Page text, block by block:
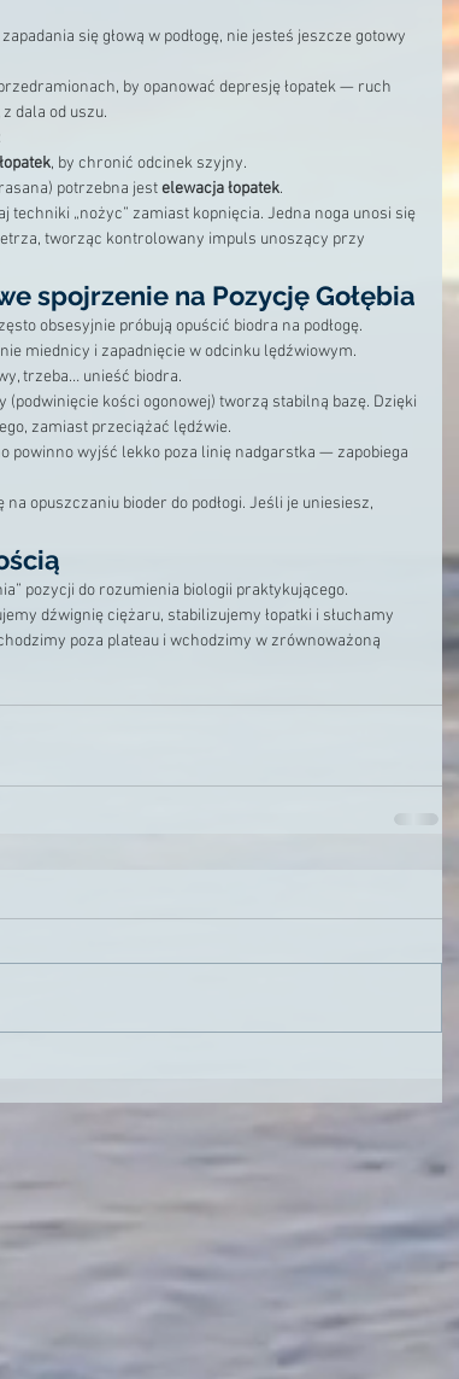
się głową w podłogę, nie jesteś jeszcze gotowy
by opanować depresję łopatek — ruch
dala od uszu.
, by chronić odcinek szyjny.
potrzebna jest elewacja łopatek.
techniki „nożyc” zamiast kopnięcia. Jedna noga unosi się
tworząc kontrolowany impuls unoszący przy
spojrzenie na Pozycję Gołębia
obsesyjnie próbują opuścić biodra na podłogę.
miednicy i zapadnięcie w odcinku lędźwiowym.
trzeba… unieść biodra.
kości ogonowej) tworzą stabilną bazę. Dzięki
zamiast przeciążać lędźwie.
powinno wyjść lekko poza linię nadgarstka — zapobiega
opuszczaniu bioder do podłogi. Jeśli je uniesiesz,
pozycji do rozumienia biologii praktykującego.
dźwignię ciężaru, stabilizujemy łopatki i słuchamy
poza plateau i wchodzimy w zrównoważoną